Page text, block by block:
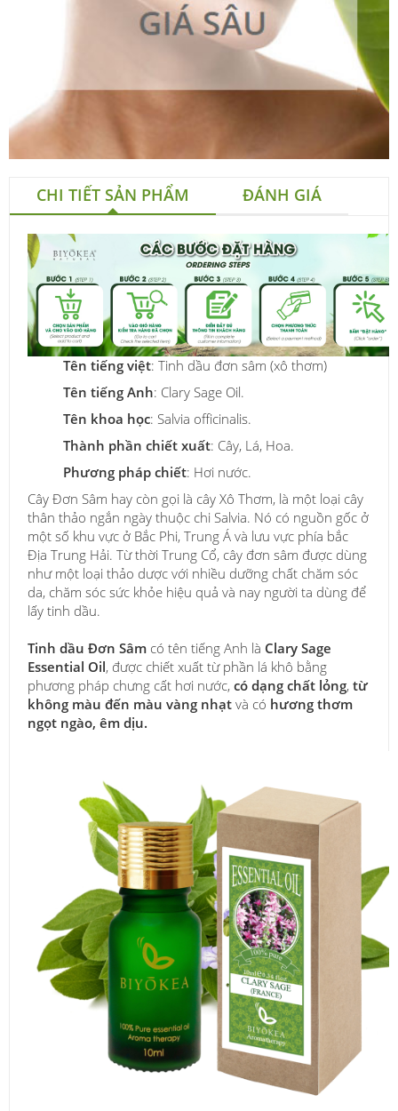
CHI TIẾT SẢN PHẨM ĐÁNH GIÁ
Tên tiếng việt: Tinh dầu đơn sâm (xô thơm)
Tên tiếng Anh: Clary Sage Oil.
Tên khoa học: Salvia officinalis.
Thành phần chiết xuất: Cây, Lá, Hoa.
Phương pháp chiết: Hơi nước.
Cây Đơn Sâm hay còn gọi là cây Xô Thơm, là một loại cây
thân thảo ngắn ngày thuộc chi Salvia. Nó có nguồn gốc ở
một số khu vực ở Bắc Phi, Trung Á và lưu vực phía bắc
Địa Trung Hải. Từ thời Trung Cổ, cây đơn sâm được dùng
như một loại thảo dược với nhiều dưỡng chất chăm sóc
da, chăm sóc sức khỏe hiệu quả và nay người ta dùng để
lấy tinh dầu.
Tinh dầu Đơn Sâm có tên tiếng Anh là Clary Sage
Essential Oil, được chiết xuất từ phần lá khô bằng
phương pháp chưng cất hơi nước, có dạng chất lỏng, từ
không màu đến màu vàng nhạt và có hương thơm
ngọt ngào, êm dịu.